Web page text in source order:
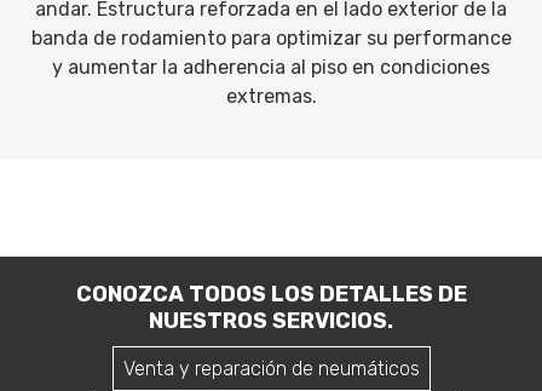
andar. Estructura reforzada en el lado exterior de la
banda de rodamiento para optimizar su performance
y aumentar la adherencia al piso en condiciones
extremas.
CONOZCA TODOS LOS DETALLES DE
NUESTROS SERVICIOS.
Venta y reparación de neumáticos